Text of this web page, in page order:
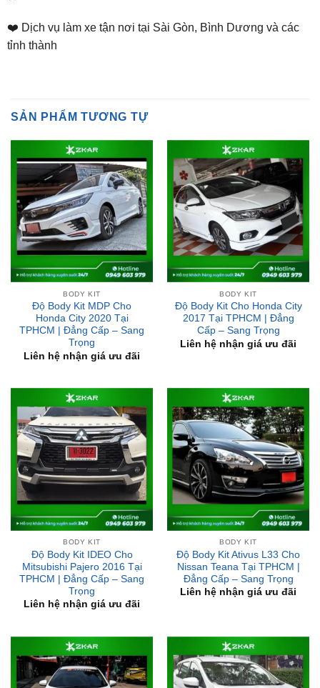
BODY KIT
Độ Body Kit MDP Cho
Honda City 2020 Tại
TPHCM | Đẳng Cấp – Sang
Trọng
Liên hệ nhận giá ưu đãi
BODY KIT
Độ Body Kit Cho Honda City
2017 Tại TPHCM | Đẳng
Cấp – Sang Trọng
Liên hệ nhận giá ưu đãi
BODY KIT
Độ Body Kit IDEO Cho
Mitsubishi Pajero 2016 Tại
TPHCM | Đẳng Cấp – Sang
Trọng
Liên hệ nhận giá ưu đãi
BODY KIT
Độ Body Kit Ativus L33 Cho
Nissan Teana Tại TPHCM |
Đẳng Cấp – Sang Trọng
Liên hệ nhận giá ưu đãi